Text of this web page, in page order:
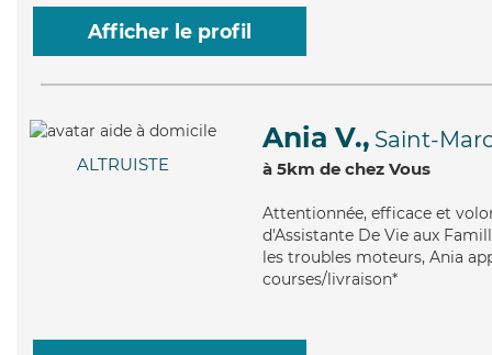
Afficher le profil
ALTRUISTE
Ania V., Saint-
à 5km de chez Vous
Attentionnée, efficace et
d'Assistante De Vie aux
les troubles moteurs, Ania
courses/livraison*